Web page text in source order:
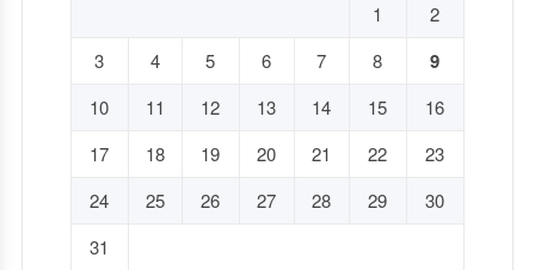
1
2
3
4 5 6 7 8 9
10 11 12 13 14 15
16
17
18 19 20 21 22
23
24
25 26 27 28 29
30
31